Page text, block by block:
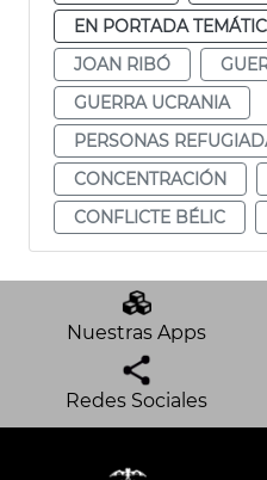
EN PORTADA
JOAN RIBÓ
GUERRA UCRANIA
PERSONAS
CONCENTRACIÓN
CONFLICTE BÉLIC
Nuestras Apps
Redes Sociales